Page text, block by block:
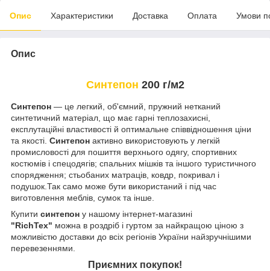
Опис Характеристики Доставка Оплата Умови
Опис
Синтепон 200 г/м2
Синтепон — це легкий, об'ємний, пружний нетканий
синтетичний матеріал, що має гарні теплозахисні,
експлутаційні властивості й оптимальне співвідношення ціни
та якості. Синтепон активно використовують у легкій
промисловості для пошиття верхнього одягу, спортивних
костюмів і спецодягів; спальних мішків та іншого туристичного
спорядження; стьобаних матраців, ковдр, покривал і
подушок.Так само може бути використаний і під час
виготовлення меблів, сумок та інше.
Купити синтепон у нашому інтернет-магазині
"RichTex" можна в роздріб і гуртом за найкращою ціною з
можливістю доставки до всіх регіонів України найзручнішими
перевезеннями.
Приємних покупок!